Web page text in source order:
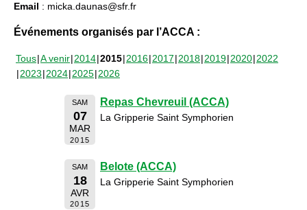
Email : micka.daunas@sfr.fr
Événements organisés par l’ACCA :
Tous A venir 2014 2015 2016 2017 2018 2019 2020 2022
2023 2024 2025 2026
SAM
07
MAR
2015
Repas Chevreuil (ACCA)
La Gripperie Saint Symphorien
SAM
18
AVR
2015
Belote (ACCA)
La Gripperie Saint Symphorien